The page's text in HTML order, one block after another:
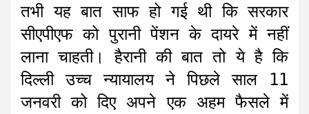
तभी यह बात साफ हो गई थी कि सरकार
सीएपीएफ को पुरानी पेंशन के दायरे में नहीं
लाना चाहती। हैरानी की बात तो ये है कि
दिल्ली उच्च न्यायालय ने पिछले साल 11
जनवरी को दिए अपने एक अहम फैसले में